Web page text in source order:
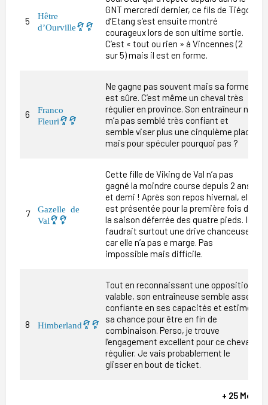
5
Hêtre
d’Ourville
GNT mercredi dernier, ce fils de Tiégo
d’Etang s’est ensuite montré
courageux lors de son ultime sortie.
C’est « tout ou rien » à Vincennes (2
sur 5) mais il est en forme.
6
Franco
Fleuri
Ne gagne pas souvent mais sa forme
est sûre. C’est même un cheval très
régulier en province. Son entraîneur ne
m’a pas semblé très confiant et
semble viser plus une cinquième place
mais pour spéculer pourquoi pas ?
7
Gazelle de
Val
Cette fille de Viking de Val n’a pas
gagné la moindre course depuis 2 ans
et demi ! Après son repos hivernal, elle
est présentée pour la première fois de
la saison déferrée des quatre pieds. Il
faudrait surtout une drive chanceuse
car elle n’a pas e marge. Pas
impossible mais difficile.
8 Himberland
Tout en reconnaissant une opposition
valable, son entraîneuse semble assez
confiante en ses capacités et estime
sa chance pour être en fin de
combinaison. Perso, je trouve
l’engagement excellent pour ce cheval
régulier. Je vais probablement le
glisser en bout de ticket.
+ 25